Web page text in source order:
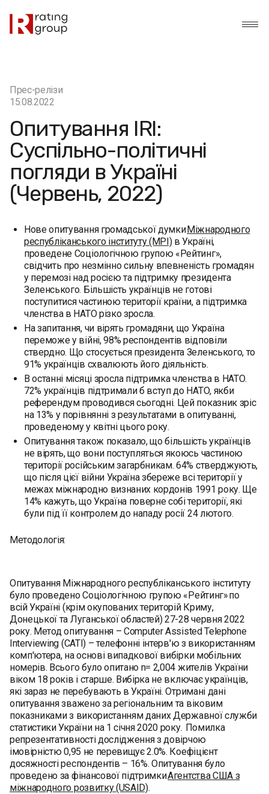
Прес-релізи
15.08.2022
Опитування IRI:
Суспільно-політичні
погляди в Україні
(Червень, 2022)
Нове опитування громадської думкиМіжнародного
республіканського інституту (МРІ)в Україні,
проведене Соціологічною групою «Рейтинг»,
свідчить про незмінно сильну впевненість громадян
у перемозі над росією та підтримку президента
Зеленського. Більшість українців не готові
поступитися частиною території країни, а підтримка
членства в НАТО різко зросла.
На запитання, чи вірять громадяни, що Україна
переможе у війні, 98% респондентів відповіли
ствердно. Що стосується президента Зеленського, то
91% українців схвалюють його діяльність.
В останні місяці зросла підтримка членства в НАТО.
72% українців підтримали б вступ до НАТО, якби
референдум проводився сьогодні. Цей показник зріс
на 13% у порівнянні з результатами в опитуванні,
проведеному у квітні цього року.
Опитування також показало, що більшість українців
не вірять, що вони поступляться якоюсь частиною
території російським загарбникам. 64% стверджують,
що після цієї війни Україна збереже всі території у
межах міжнародно визнаних кордонів 1991 року. Ще
14% кажуть, що Україна поверне собі території, які
були під її контролем до нападу росії 24 лютого.
Методологія:
Опитування Міжнародного республіканського інституту
було проведено Соціологічною групою «Рейтинг» по
всій Україні (крім окупованих територій Криму,
Донецької та Луганської областей) 27-28 червня 2022
року. Метод опитування – Computer Assisted Telephone
Interviewing (CATI) – телефонні інтерв'ю з використанням
комп'ютера, на основі випадкової вибірки мобільних
номерів. Всього було опитано n= 2,004 жителів України
віком 18 років і старше. Вибірка не включає українців,
які зараз не перебувають в Україні. Отримані дані
опитування зважено за регіональним та віковим
показниками з використанням даних Державної служби
статистики України на 1 січня 2020 року. Помилка
репрезентативності дослідження з довірчою
імовірністю 0,95 не перевищує 2.0%. Коефіцієнт
досяжності респондентів – 16%. Опитування було
проведено за фінансової підтримкиАгентства США з
міжнародного розвитку (USAID).